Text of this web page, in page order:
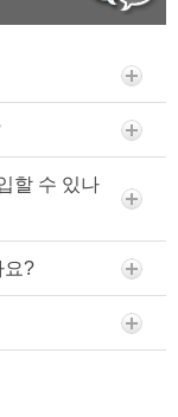
할 수 있나
요?